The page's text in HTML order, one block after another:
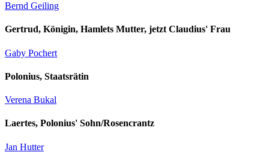
Bernd Geiling
Gertrud, Königin, Hamlets Mutter, jetzt Claudius' Frau
Gaby Pochert
Polonius, Staatsrätin
Verena Bukal
Laertes, Polonius' Sohn/Rosencrantz
Jan Hutter